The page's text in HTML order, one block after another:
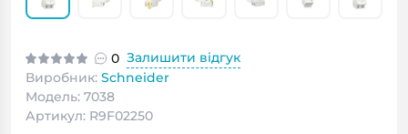
0 Залишити відгук
Виробник: Schneider
Модель: 7038
Артикул: R9F02250